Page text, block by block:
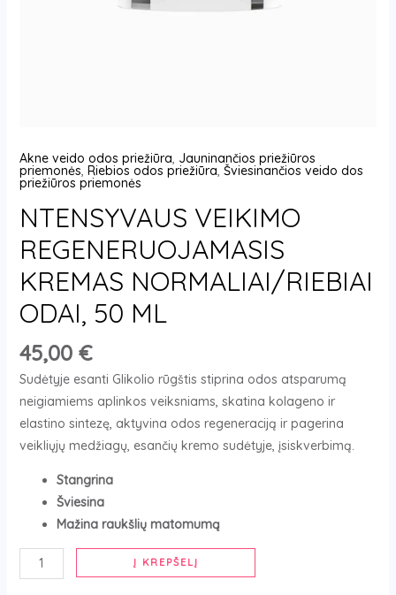
Akne veido odos priežiūra, Jauninančios priežiūros
priemonės, Riebios odos priežiūra, Šviesinančios veido dos
priežiūros priemonės
NTENSYVAUS VEIKIMO
REGENERUOJAMASIS
KREMAS NORMALIAI/RIEBIAI
ODAI, 50 ML
45,00 €
Sudėtyje esanti Glikolio rūgštis stiprina odos atsparumą
neigiamiems aplinkos veiksniams, skatina kolageno ir
elastino sintezę, aktyvina odos regeneraciją ir pagerina
veikliųjų medžiagų, esančių kremo sudėtyje, įsiskverbimą.
Stangrina
Šviesina
Mažina raukšlių matomumą
Į KREPŠELĮ